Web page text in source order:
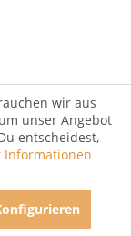
wir aus
unser Angebot
entscheidest,
Informationen